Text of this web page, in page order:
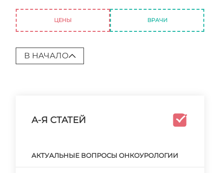
ЦЕНЫ ВРАЧИ
В НАЧАЛО
А-Я СТАТЕЙ
АКТУАЛЬНЫЕ ВОПРОСЫ ОНКОУРОЛОГИИ